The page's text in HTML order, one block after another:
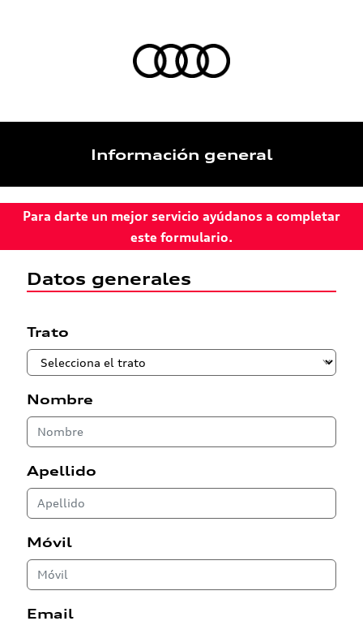
Información general
Para darte un mejor servicio ayúdanos a completar
este formulario.
Datos generales
Trato
Nombre
Apellido
Móvil
Email